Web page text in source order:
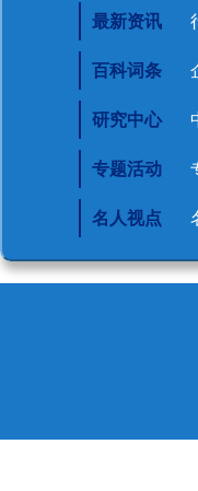
最新资讯
百科词条
研究中心
专题活动
名人视点